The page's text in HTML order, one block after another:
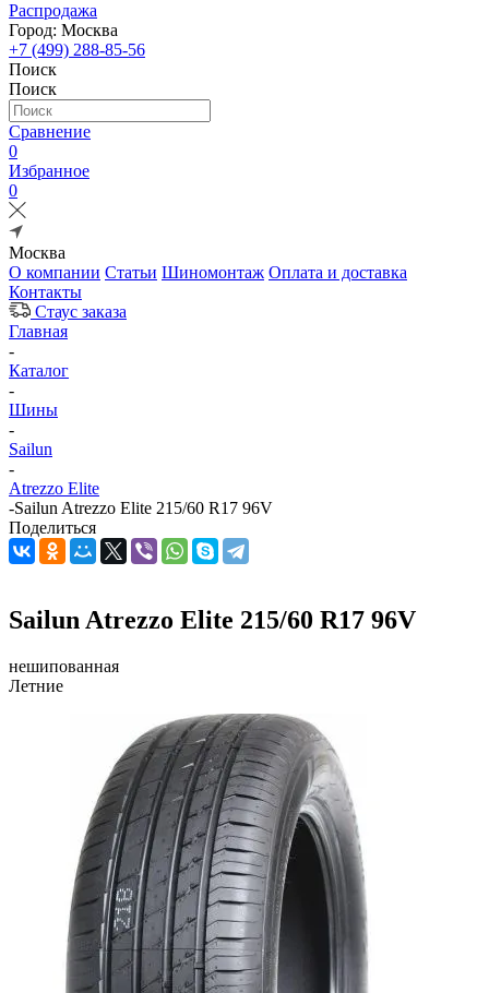
Распродажа
Город: Москва
+7 (499) 288-85-56
Поиск
Поиск
Сравнение
0
Избранное
0
Москва
О компании Статьи Шиномонтаж Оплата и доставка
Контакты
Стаус заказа
Главная
-
Каталог
-
Шины
-
Sailun
-
Atrezzo Elite
-Sailun Atrezzo Elite 215/60 R17 96V
Поделиться
Sailun Atrezzo Elite 215/60 R17 96V
нешипованная
Летние